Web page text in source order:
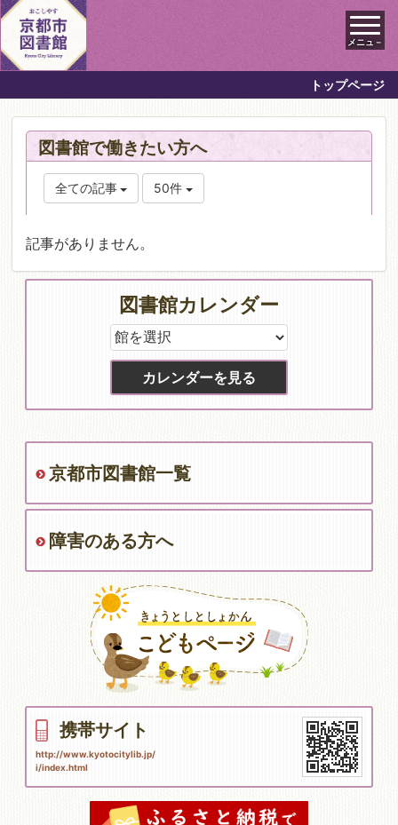
メニュ－
トップページ
図書館で働きたい方へ
全ての記事 50件
記事がありません。
図書館カレンダー
京都市図書館一覧
障害のある方へ
携帯サイト
http://www.kyotocitylib.jp/
i/index.html